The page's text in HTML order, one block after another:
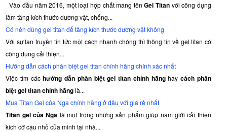
Vào đầu năm 2016, một loại hợp chất mang tênGel Titanvới công dụng
làm tăng kích thước dương vật, chống...
Có nên dùng gel titan để tăng kích thước dương vật không
Với sự lan truyền tin tức một cách nhanh chóng thì thông tin về gel titan có
công dụng cải thiện...
Hướng dẫn cách phân biệt gel titan chính hãng chính xác nhất
Việc tìm cáchướng dẫn phân biệt gel titan chính hãnghay cách phân
biệt gel titan chính hãnglà...
Mua Titan Gel của Nga chính hãng ở đâu với giá rẻ nhất
Titan gel của Nga là một trong những sản phẩm giúp nam giới cải thiện
kích cỡ cậu nhỏ của mình tại nhà...